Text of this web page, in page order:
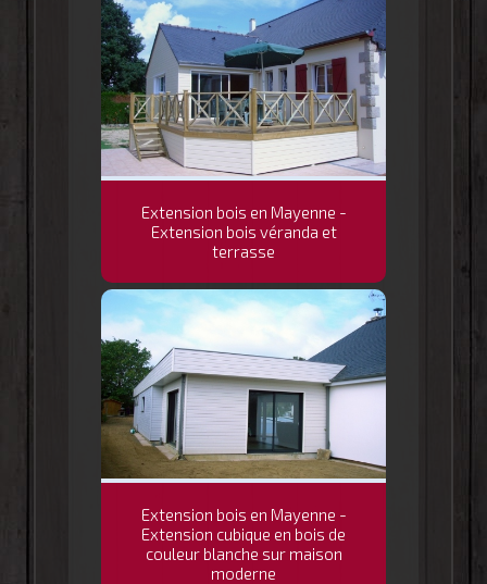
Extension bois en Mayenne -
Extension bois véranda et
terrasse
Extension bois en Mayenne -
Extension cubique en bois de
couleur blanche sur maison
moderne